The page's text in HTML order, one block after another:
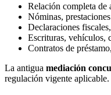
Relación completa de
Nóminas,
Declaraciones
Escrituras, vehículos,
Contratos de
La antigua mediación
regulación vigente aplicable.